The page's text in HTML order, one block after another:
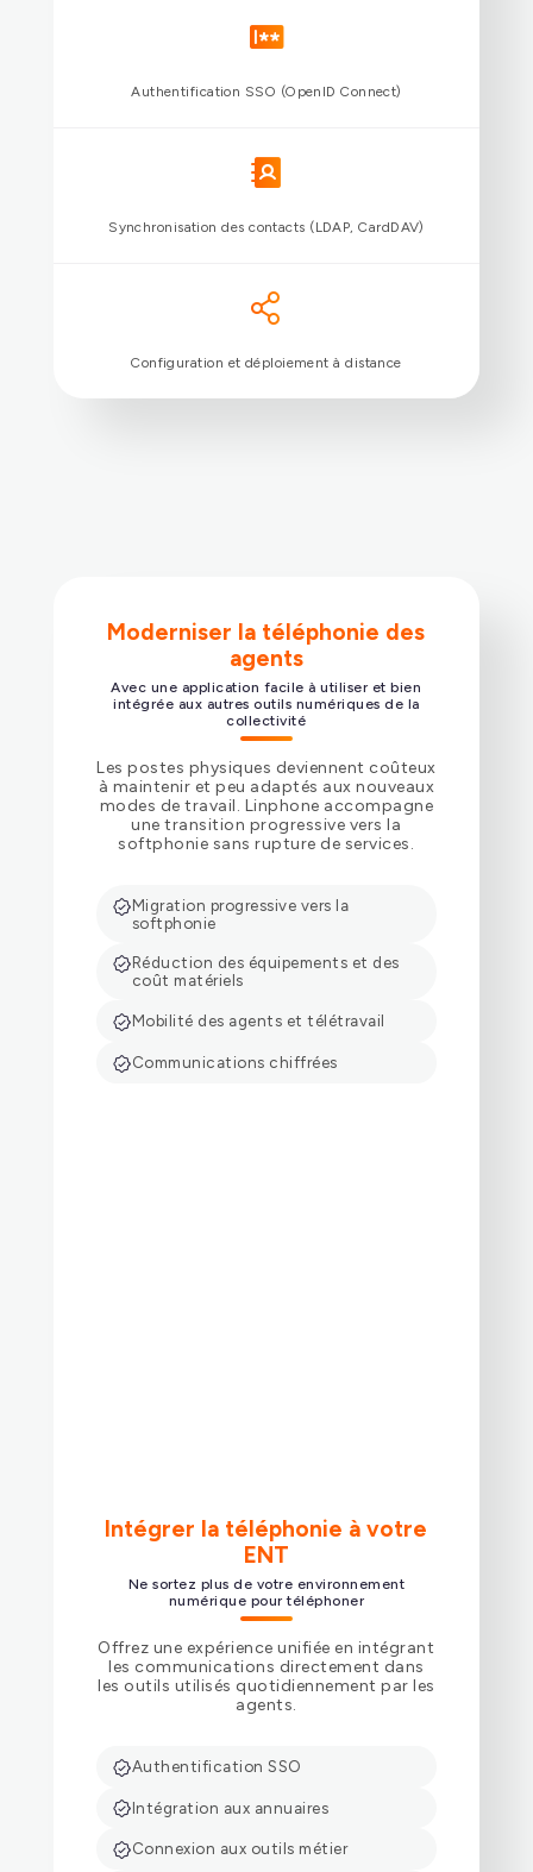
Synchronisation des contacts (LDAP, CardDAV)
Moderniser la téléphonie des
agents
Avec une application facile à utiliser et bien
intégrée aux autres outils numériques de la
collectivité
Les postes physiques deviennent coûteux
à maintenir et peu adaptés aux nouveaux
modes de travail. Linphone accompagne
une transition progressive vers la
softphonie sans rupture de services.
Migration progressive vers la
softphonie
Réduction des équipements et des
coût matériels
Mobilité des agents et télétravail
Communications chiffrées
Intégrer la téléphonie à votre
ENT
Ne sortez plus de votre environnement
numérique pour téléphoner
Offrez une expérience unifiée en intégrant
les communications directement dans
les outils utilisés quotidiennement par les
agents.
Authentification SSO
Intégration aux annuaires
Connexion aux outils métier